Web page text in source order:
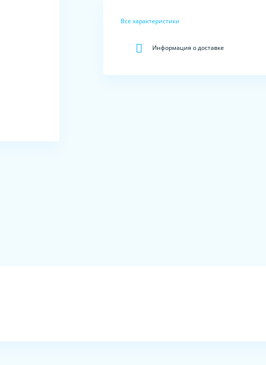
Все характеристики
Информация о доставке